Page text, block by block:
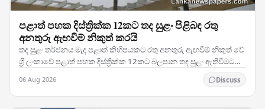
පළාත් පහක දිස්ත්‍රික්ක 12කට තද සුළං පිළිබඳ රතු
අනතුරු ඇඟවීම් නිකුත් කරයි
තද සුළං තර්ජනය මැද පළාත් කිහිපයකට රතු අනතුරු ඇඟවීම් නිකුත් වේ
ශ්‍රී ලංකාවේ පළාත් පහක දිස්ත්‍රික්ක 12කට බලපාන තද සුළං ඇතිවීමට
06 Aug 2026 Discuss